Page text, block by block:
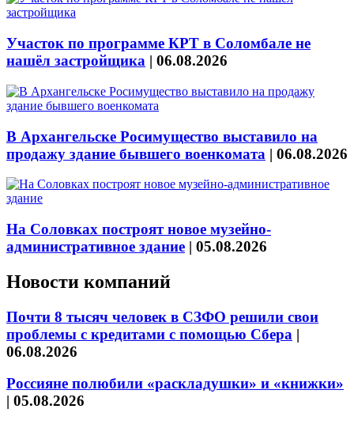
Участок по программе КРТ в Соломбале не
нашёл застройщика | 06.08.2026
В Архангельске Росимущество выставило на
продажу здание бывшего военкомата | 06.08.2026
На Соловках построят новое музейно-
административное здание | 05.08.2026
Новости компаний
Почти 8 тысяч человек в СЗФО решили свои
проблемы с кредитами с помощью Сбера |
06.08.2026
Россияне полюбили «раскладушки» и «книжки»
| 05.08.2026